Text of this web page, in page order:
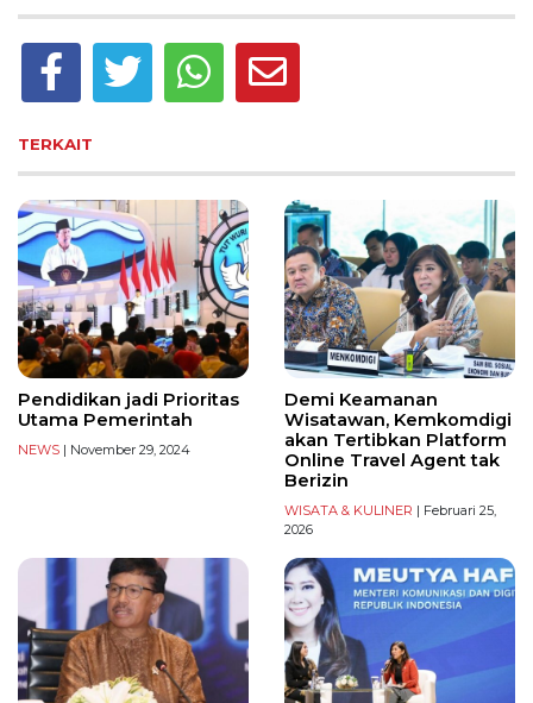
TERKAIT
Pendidikan jadi Prioritas
Utama Pemerintah
NEWS | November 29, 2024
Demi Keamanan
Wisatawan, Kemkomdigi
akan Tertibkan Platform
Online Travel Agent tak
Berizin
WISATA & KULINER | Februari 25,
2026